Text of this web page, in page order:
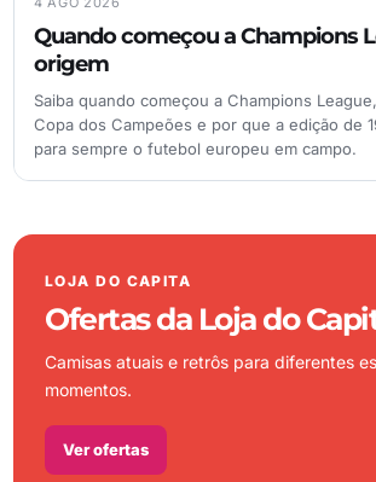
Quando começou a Champions
origem
Saiba quando começou a Champions
Copa dos Campeões e por que a edição de
para sempre o futebol europeu em campo.
LOJA DO CAPITA
Ofertas da Loja do
Camisas atuais e retrôs para diferentes
momentos.
Ver ofertas